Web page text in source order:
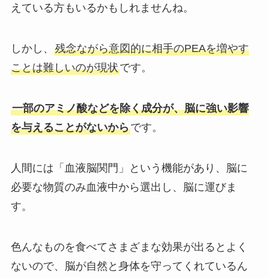
えている方もいるかもしれませんね。
しかし、 残念ながら意図的に相手のPEAを増やす
ことは難しいのが現状です。
一部のアミノ酸などを除く成分が、脳に強い影響
を与えることがないからです。
人間には「血液脳関門」という機能があり、脳に
必要な物質のみ血液中から選出し、脳に運びま
す。
色んなものを食べてさまざまな効果が出るとよく
ないので、脳が自然と身体を守ってくれているん